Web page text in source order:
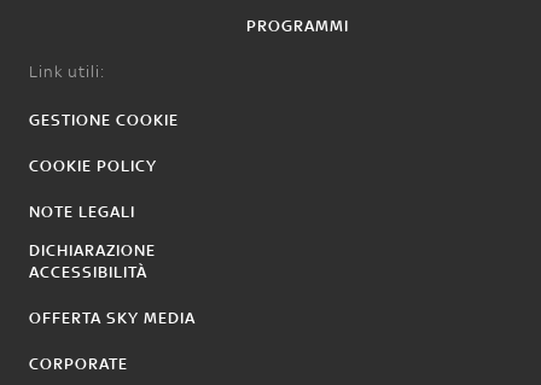
PROGRAMMI
Link utili:
GESTIONE COOKIE
COOKIE POLICY
NOTE LEGALI
DICHIARAZIONE
ACCESSIBILITÀ
OFFERTA SKY MEDIA
CORPORATE